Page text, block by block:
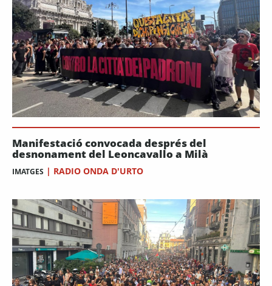
Manifestació convocada després del
desnonament del Leoncavallo a Milà
IMATGES | RADIO ONDA D'URTO